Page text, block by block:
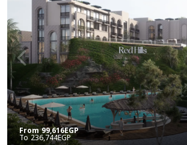
From99,616EGP
236,744EGP